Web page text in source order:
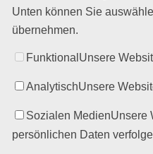
Unten können Sie
übernehmen.
Funktional Unsere
AnalytischUnsere
Sozialen MedienUnsere
persönlichen Daten